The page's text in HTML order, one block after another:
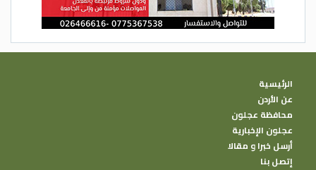
الرئيسية
عن الأردن
محافظة عجلون
عجلون الإخبارية
أرسل خبرا و مقالا
إتصل بنا